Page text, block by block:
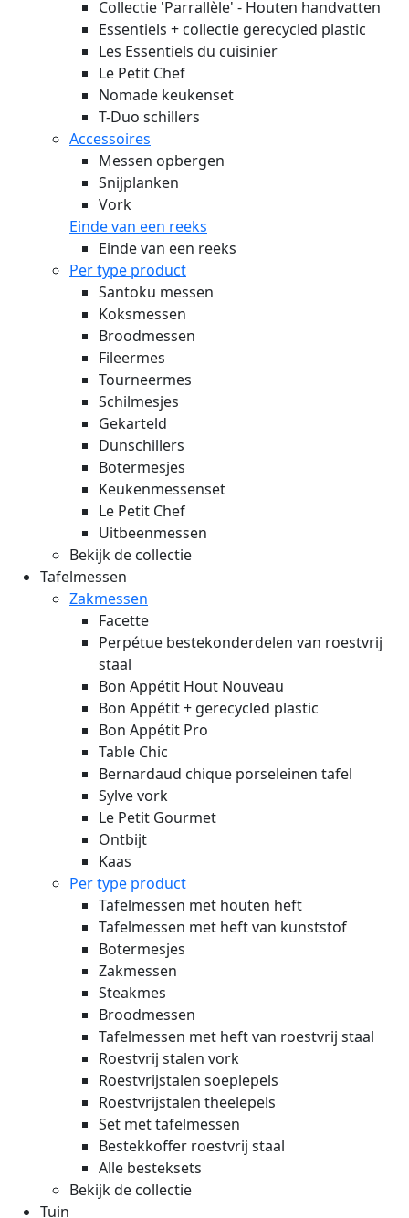
Collectie 'Parrallèle' - Houten handvatten
Essentiels + collectie gerecycled plastic
Les Essentiels du cuisinier
Le Petit Chef
Nomade keukenset
T-Duo schillers
Accessoires
Messen opbergen
Snijplanken
Vork
Einde van een reeks
Einde van een reeks
Per type product
Santoku messen
Koksmessen
Broodmessen
Fileermes
Tourneermes
Schilmesjes
Gekarteld
Dunschillers
Botermesjes
Keukenmessenset
Le Petit Chef
Uitbeenmessen
Bekijk de collectie
Tafelmessen
Zakmessen
Facette
Perpétue bestekonderdelen van roestvrij
staal
Bon Appétit Hout Nouveau
Bon Appétit + gerecycled plastic
Bon Appétit Pro
Table Chic
Bernardaud chique porseleinen tafel
Sylve vork
Le Petit Gourmet
Ontbijt
Kaas
Per type product
Tafelmessen met houten heft
Tafelmessen met heft van kunststof
Botermesjes
Zakmessen
Steakmes
Broodmessen
Tafelmessen met heft van roestvrij staal
Roestvrij stalen vork
Roestvrijstalen soeplepels
Roestvrijstalen theelepels
Set met tafelmessen
Bestekkoffer roestvrij staal
Alle besteksets
Bekijk de collectie
Tuin